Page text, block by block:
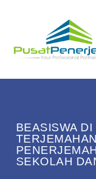
BEASISWA
SEKOLAH